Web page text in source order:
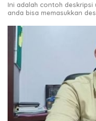
Ini adalah contoh
anda bisa memasukkan